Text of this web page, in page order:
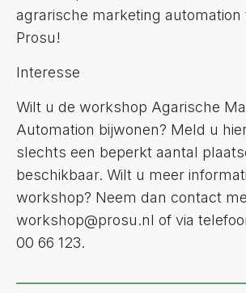
agrarische marketing automation
Prosu!
Interesse
Wilt u de workshop Agarische
Automation bijwonen? Meld u
slechts een beperkt aantal
beschikbaar. Wilt u meer
workshop? Neem dan contact
workshop@prosu.nl of via
00 66 123.